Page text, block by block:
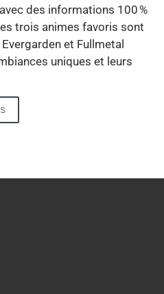
des informations 100 %
trois animes favoris sont
et Fullmetal
uniques et leurs